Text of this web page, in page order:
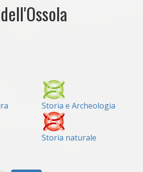
Storia e Archeologia
Storia naturale